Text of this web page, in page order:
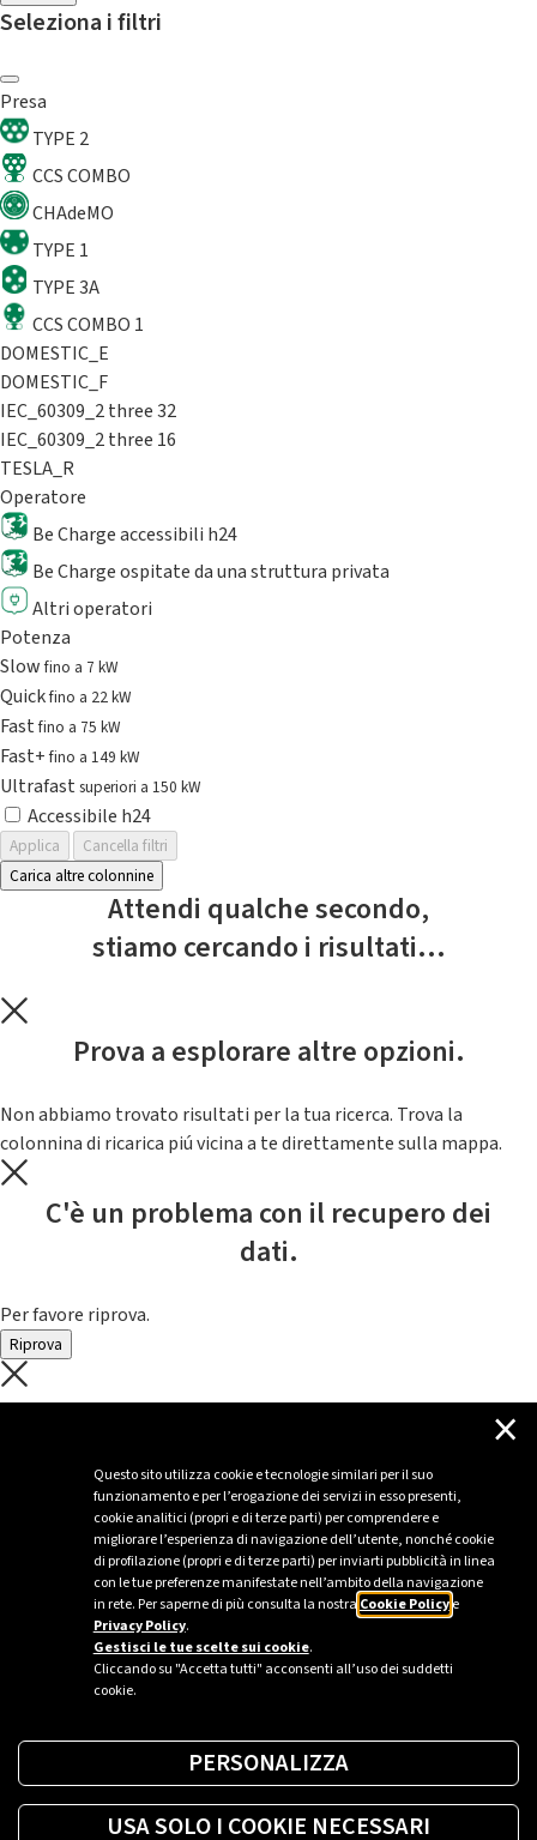
Questo sito utilizza cookie e tecnologie similari per il suo
funzionamento e per l’erogazione dei servizi in esso presenti,
cookie analitici (propri e di terze parti) per comprendere e
migliorare l’esperienza di navigazione dell’utente, nonché cookie
di profilazione (propri e di terze parti) per inviarti pubblicità in linea
con le tue preferenze manifestate nell’ambito della navigazione
in rete. Per saperne di più consulta la nostra Cookie Policye
Privacy Policy.
Gestisci le tue scelte sui cookie.
Cliccando su "Accetta tutti" acconsenti all’uso dei suddetti
cookie.
×
PERSONALIZZA
USA SOLO I COOKIE NECESSARI
Seleziona i filtri
Presa
TYPE 2
CCS COMBO
CHAdeMO
TYPE 1
TYPE 3A
CCS COMBO 1
DOMESTIC_E
DOMESTIC_F
IEC_60309_2 three 32
IEC_60309_2 three 16
TESLA_R
Operatore
Be Charge accessibili h24
Be Charge ospitate da una struttura privata
Altri operatori
Potenza
Slowfino a 7 kW
Quickfino a 22 kW
Fastfino a 75 kW
Fast+fino a 149 kW
Ultrafast superiori a 150 kW
Accessibile h24
Applica
Cancella filtri
Carica altre colonnine
Attendi qualche secondo,
stiamo cercando i risultati...
Prova a esplorare altre opzioni.
Non abbiamo trovato risultati per la tua ricerca. Trova la
colonnina di ricarica piú vicina a te direttamente sulla mappa.
C'è un problema con il recupero dei
dati.
Per favore riprova.
Riprova
C'è un problema con il recupero dei
Per favore riprova piú tardi
Sei un’azienda o una PA?
Trova la soluzione più giusta per te.
Richiedi una colonnina